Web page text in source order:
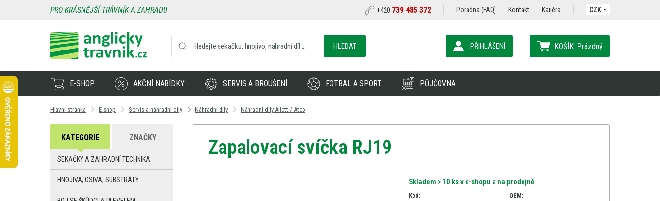
PRO KRÁSNĚJŠÍ TRÁVNÍK A ZAHRADU +420 739 485 372 Poradna (FAQ) Kontakt Kariéra CZK
HLEDAT KOŠÍK: Prázdný
PŘIHLÁŠENÍ
E-SHOP AKČNÍ NABÍDKY SERVIS A BROUŠENÍ FOTBAL A SPORT PŮJČOVNA
Hlavní stránka E-shop Servis a náhradní díly Náhradní díly Náhradní díly Allett / Atco
Zapalovací svíčka RJ19
Skladem > 10 ks v e-shopu a na prodejně
Kód: OEM:
KATEGORIE ZNAČKY
SEKAČKY A ZAHRADNÍ TECHNIKA
HNOJIVA, OSIVA, SUBSTRÁTY